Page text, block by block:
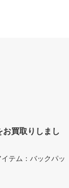
お買取りしまし
テム：バックパッ